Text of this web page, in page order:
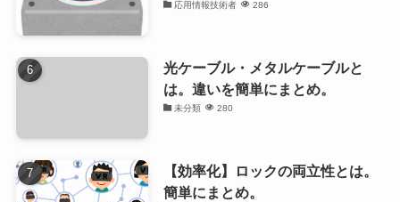
応用情報技術者 286
光ケーブル・メタルケーブルと
は。違いを簡単にまとめ。
未分類 280
【効率化】ロックの両立性とは。
簡単にまとめ。